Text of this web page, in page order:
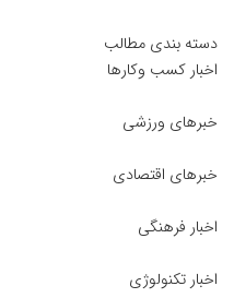
دسته بندی مطالب
اخبار کسب وکارها
خبرهای ورزشی
خبرهای اقتصادی
اخبار فرهنگی
اخبار تکنولوژی